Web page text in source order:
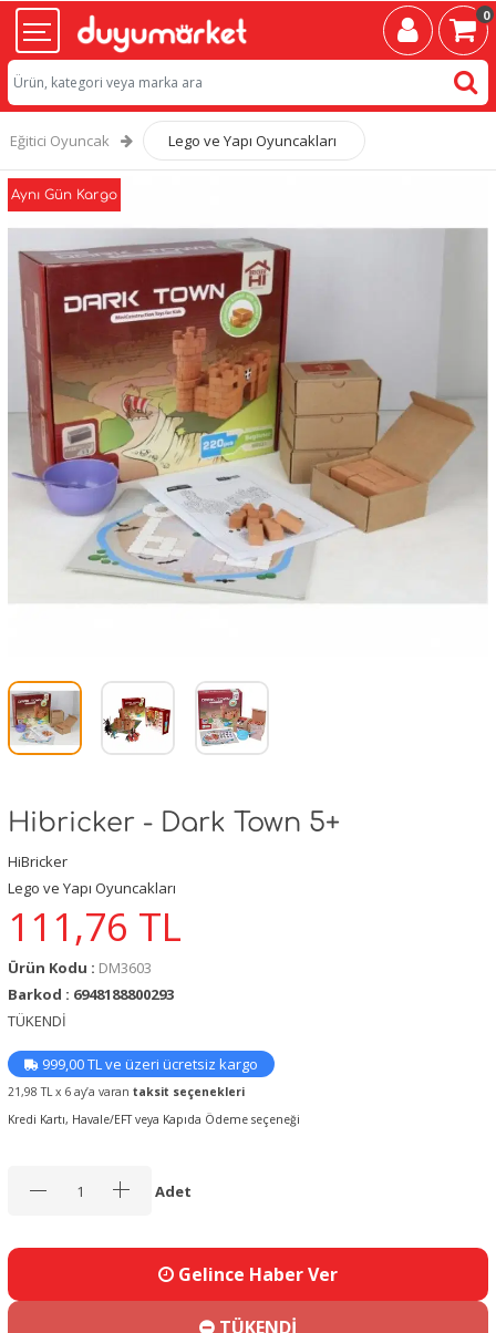
0
Eğitici Oyuncak Lego ve Yapı Oyuncakları
Aynı Gün Kargo
Hibricker - Dark Town 5+
HiBricker
Lego ve Yapı Oyuncakları
111,76 TL
Ürün Kodu : DM3603
Barkod : 6948188800293
TÜKENDİ
999,00 TL ve üzeri ücretsiz kargo
21,98 TL x 6 ay’a varan taksit seçenekleri
Kredi Kartı, Havale/EFT veya Kapıda Ödeme seçeneği
Adet
Gelince Haber Ver
TÜKENDİ